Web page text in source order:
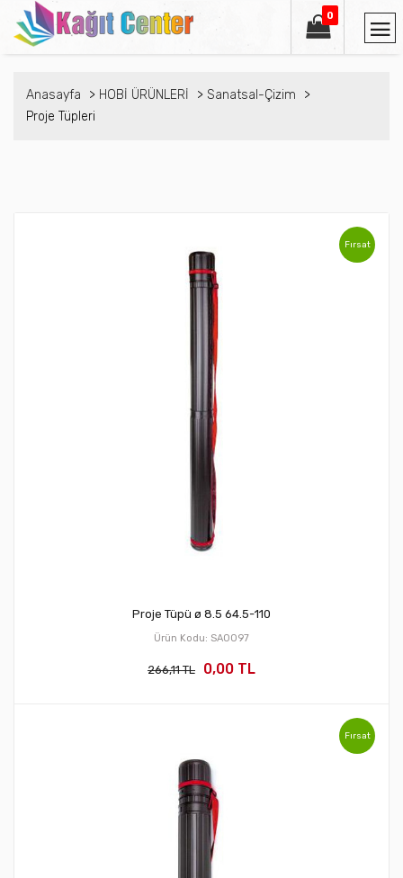
0
Anasayfa HOBİ ÜRÜNLERİ
Sanatsal-Çizim
Proje Tüpleri
Fırsat
Proje Tüpü ø 8.5 64.5-110
Ürün Kodu: SA0097
266,11 TL 0,00 TL
Fırsat